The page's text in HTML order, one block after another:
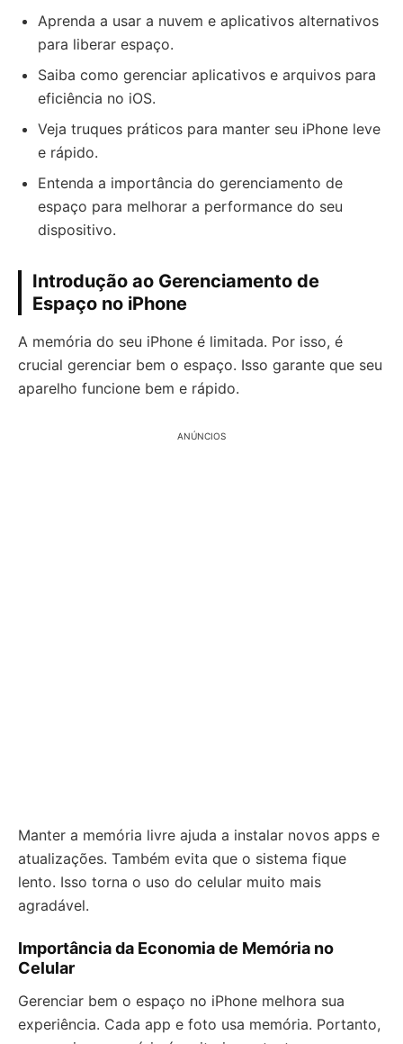
Aprenda a usar a nuvem e aplicativos alternativos
para liberar espaço.
Saiba como gerenciar aplicativos e arquivos para
eficiência no iOS.
Veja truques práticos para manter seu iPhone leve
e rápido.
Entenda a importância do gerenciamento de
espaço para melhorar a performance do seu
dispositivo.
Introdução ao Gerenciamento de
Espaço no iPhone
A memória do seu iPhone é limitada. Por isso, é
crucial gerenciar bem o espaço. Isso garante que seu
aparelho funcione bem e rápido.
ANÚNCIOS
Manter a memória livre ajuda a instalar novos apps e
atualizações. Também evita que o sistema fique
lento. Isso torna o uso do celular muito mais
agradável.
Importância da Economia de Memória no
Celular
Gerenciar bem o espaço no iPhone melhora sua
experiência. Cada app e foto usa memória. Portanto,